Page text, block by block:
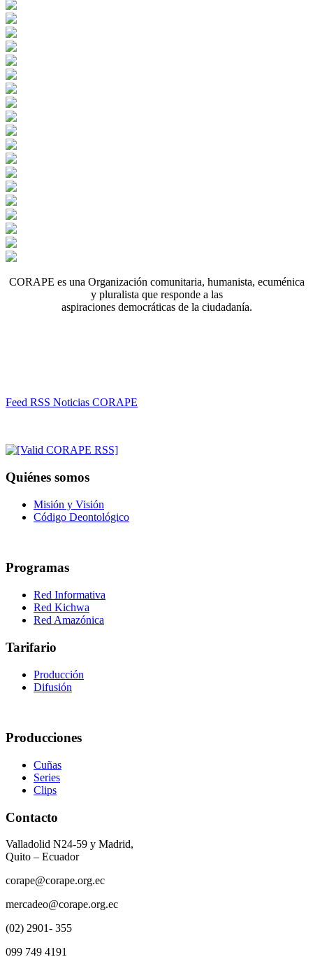
CORAPE es una Organización comunitaria, humanista, ecuménica
y pluralista que responde a las
aspiraciones democráticas de la ciudadanía.
Feed RSS Noticias CORAPE
Quiénes somos
Misión y Visión
Código Deontológico
Programas
Red Informativa
Red Kichwa
Red Amazónica
Tarifario
Producción
Difusión
Producciones
Cuñas
Series
Clips
Contacto
Valladolid N24-59 y Madrid,
Quito – Ecuador
corape@corape.org.ec
mercadeo@corape.org.ec
(02) 2901- 355
099 749 4191